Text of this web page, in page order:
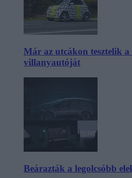
Már az utcákon tesztelik a
villanyautóját
Beárazták a legolcsóbb